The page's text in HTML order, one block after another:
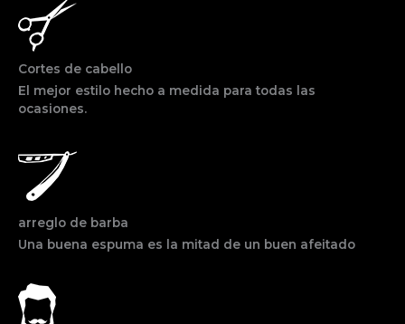
Cortes de cabello
El mejor estilo hecho a medida para todas las
ocasiones.
arreglo de barba
Una buena espuma es la mitad de un buen afeitado